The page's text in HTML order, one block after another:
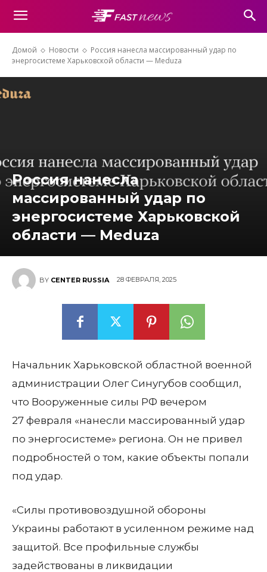
Домой Новости
Россия нанесла массированный удар по
энергосистеме Харьковской области — Meduza
Россия нанесла
массированный удар по
энергосистеме Харьковской
области — Meduza
BY CENTER RUSSIA 28 ФЕВРАЛЯ, 2025
Начальник Харьковской областной военной
администрации Олег Синугубов сообщил,
что Вооруженные силы РФ вечером
27 февраля «нанесли массированный удар
по энергосистеме» региона. Он не привел
подробностей о том, какие объекты попали
под удар.
«Силы противовоздушной обороны
Украины работают в усиленном режиме над
защитой. Все профильные службы
задействованы в ликвидации